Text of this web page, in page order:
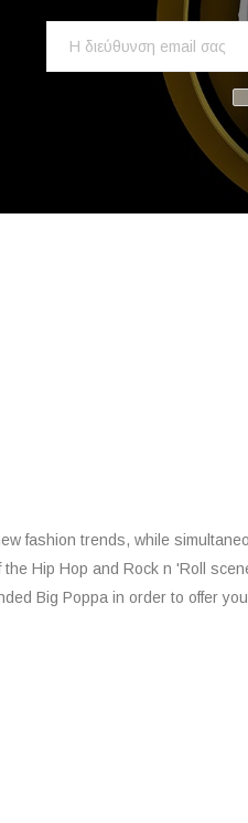
fashion trends, while
Hip Hop and Rock n 'Roll
Big Poppa in order to offer